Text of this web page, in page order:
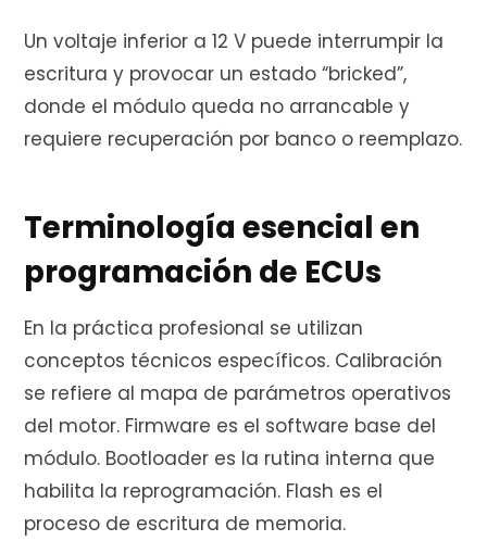
Un voltaje inferior a 12 V puede interrumpir la
escritura y provocar un estado “bricked”,
donde el módulo queda no arrancable y
requiere recuperación por banco o reemplazo.
Terminología esencial en
programación de ECUs
En la práctica profesional se utilizan
conceptos técnicos específicos. Calibración
se refiere al mapa de parámetros operativos
del motor. Firmware es el software base del
módulo. Bootloader es la rutina interna que
habilita la reprogramación. Flash es el
proceso de escritura de memoria.